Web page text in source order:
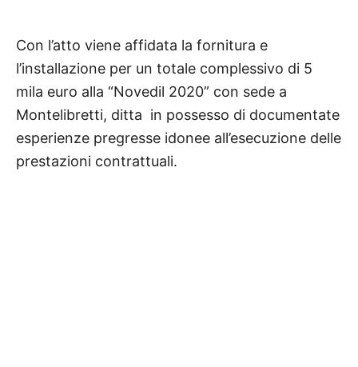
Con l’atto viene affidata la fornitura e
l’installazione per un totale complessivo di 5
mila euro alla “Novedil 2020” con sede a
Montelibretti, ditta in possesso di documentate
esperienze pregresse idonee all’esecuzione delle
prestazioni contrattuali.